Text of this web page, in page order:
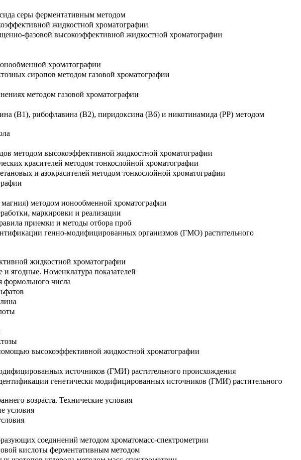
серы ферментативным методом
жидкостной хроматографии
фазовой высокоэффективной жидкостной хроматографии
хроматографии
сиропов методом газовой хроматографии
методом газовой хроматографии
(B1), рибофлавина (В2), пиридоксина (B6) и никотинамида (PP) методом
методом высокоэффективной жидкостной хроматографии
красителей методом тонкослойной хроматографии
и азокрасителей методом тонкослойной хроматографии
методом ионообменной хроматографии
маркировки и реализации
приемки и методы отбора проб
генно-модифицированных организмов (ГМО) растительного
жидкостной хроматографии
ягодные. Номенклатура показателей
числа
высокоэффективной жидкостной хроматографии
источников (ГМИ) растительного происхождения
генетически модифицированных источников (ГМИ) растительного
возраста. Технические условия
условия
соединений методом хроматомасс-спектрометрии
кислоты ферментативным методом